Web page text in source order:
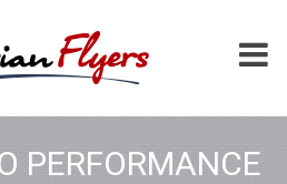
PERFORMANCE